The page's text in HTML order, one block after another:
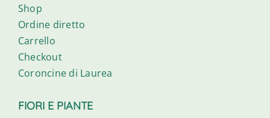
Shop
Ordine diretto
Carrello
Checkout
Coroncine di Laurea
FIORI E PIANTE